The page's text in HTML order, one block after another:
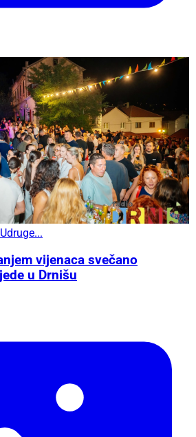
vijenaca svečano
u Drnišu